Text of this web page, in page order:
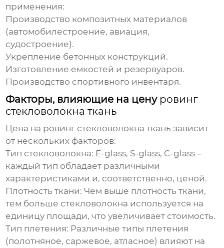
применения:
Производство композитных материалов
(автомобилестроение, авиация,
судостроение).
Укрепление бетонных конструкций.
Изготовление емкостей и резервуаров.
Производство спортивного инвентаря.
Факторы, влияющие на цену ровинг
стекловолокна ткань
Цена на ровинг стекловолокна ткань зависит
от нескольких факторов:
Тип стекловолокна: E-glass, S-glass, C-glass –
каждый тип обладает различными
характеристиками и, соответственно, ценой.
Плотность ткани: Чем выше плотность ткани,
тем больше стекловолокна используется на
единицу площади, что увеличивает стоимость.
Тип плетения: Различные типы плетения
(полотняное, саржевое, атласное) влияют на